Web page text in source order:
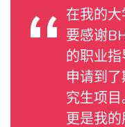
在我的
要感谢
的职业
申请到
究生项目
更是我